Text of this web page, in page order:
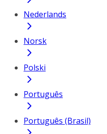
Nederlands
Norsk
Polski
Português
Português (Brasil)